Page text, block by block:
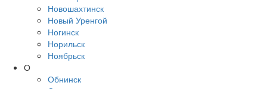
Новошахтинск
Новый Уренгой
Ногинск
Норильск
Ноябрьск
О
Обнинск